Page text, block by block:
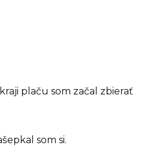
plaču som začal zbierať
som si.